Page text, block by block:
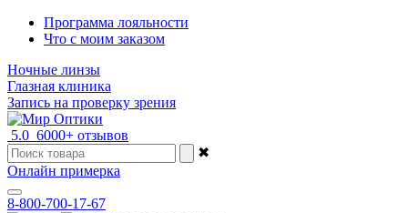
Программа лояльности
Что с моим заказом
Ночные линзы
Глазная клиника
Запись на проверку зрения
5.0 6000+ отзывов
✖
Онлайн примерка
8-800-700-17-67